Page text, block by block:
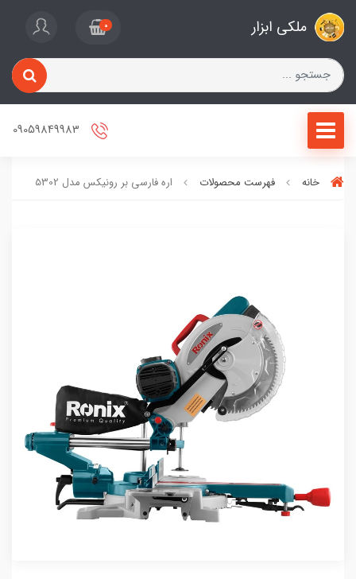
ملکی ابزار 0
خانه فهرست محصولات اره فارسی بر رونیکس مدل 5302